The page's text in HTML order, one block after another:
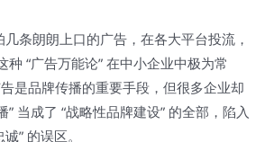
几条朗朗上口的广告，在各大平台投流，
“广告万能论” 在中小企业中极为常
是品牌传播的重要手段，但很多企业却
” 当成了 “战略性品牌建设” 的全部，陷入
” 的误区。​